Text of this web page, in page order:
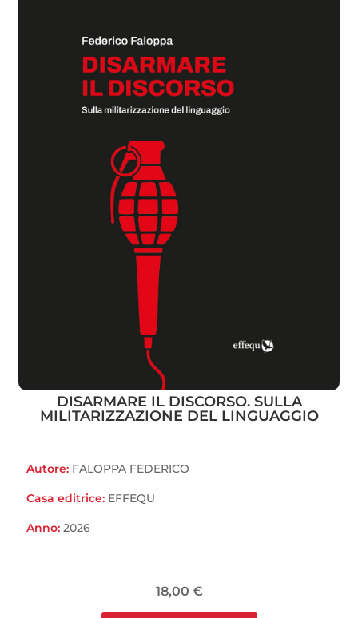
DISARMARE IL DISCORSO. SULLA
MILITARIZZAZIONE DEL LINGUAGGIO
Autore: FALOPPA FEDERICO
Casa editrice: EFFEQU
Anno:2026
18,00 €